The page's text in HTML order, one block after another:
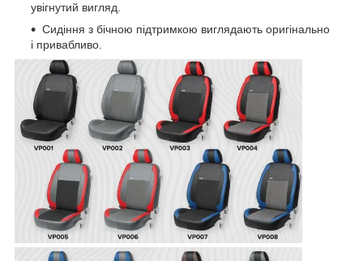
увігнутий вигляд.
Сидіння з бічною підтримкою виглядають оригінально
і привабливо.